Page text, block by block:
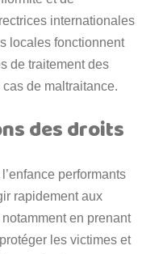
internationales
locales fonctionnent
de traitement des
de maltraitance.
des droits
performants
rapidement aux
en prenant
les victimes et